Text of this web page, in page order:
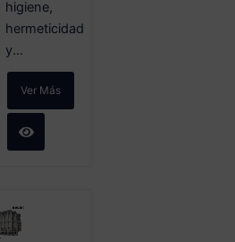
higiene,
hermeticidad
y...
Ver Más